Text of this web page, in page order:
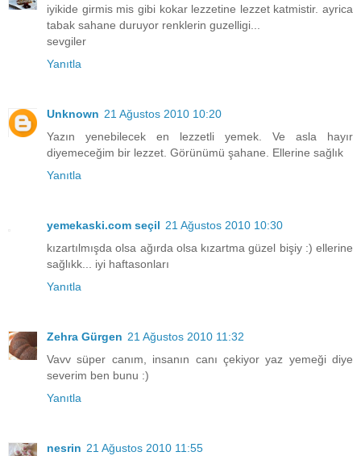
iyikide girmis mis gibi kokar lezzetine lezzet katmistir. ayrica
tabak sahane duruyor renklerin guzelligi...
sevgiler
Yanıtla
Unknown 21 Ağustos 2010 10:20
Yazın yenebilecek en lezzetli yemek. Ve asla hayır
diyemeceğim bir lezzet. Görünümü şahane. Ellerine sağlık
Yanıtla
yemekaski.com seçil 21 Ağustos 2010 10:30
kızartılmışda olsa ağırda olsa kızartma güzel bişiy :) ellerine
sağlıkk... iyi haftasonları
Yanıtla
Zehra Gürgen 21 Ağustos 2010 11:32
Vavv süper canım, insanın canı çekiyor yaz yemeği diye
severim ben bunu :)
Yanıtla
nesrin 21 Ağustos 2010 11:55